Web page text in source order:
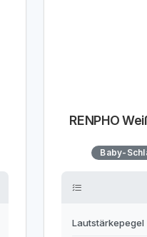
RENPHO
Baby-
Lautstärkepegel